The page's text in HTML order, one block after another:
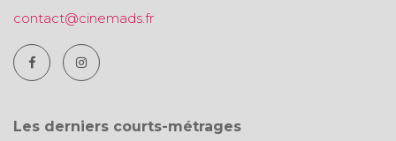
contact@cinemads.fr
Les derniers courts-métrages